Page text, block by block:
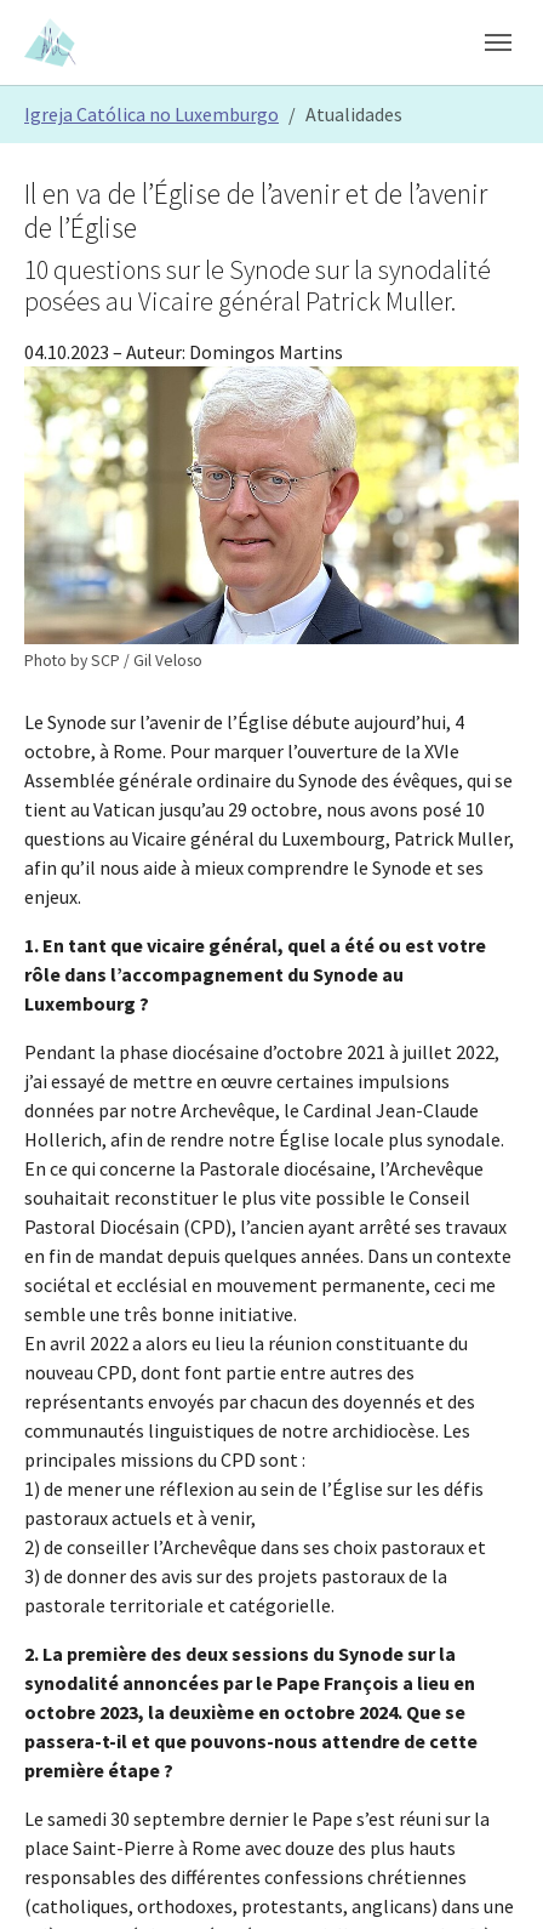
Skip to main content
Skip to page footer
Igreja Católica no Luxemburgo Atualidades
Photo by SCP / Gil Veloso
Il en va de l’Église de l’avenir et de l’avenir
de l’Église
10 questions sur le Synode sur la synodalité
posées au Vicaire général Patrick Muller.
04.10.2023 – Auteur: Domingos Martins
Le Synode sur l’avenir de l’Église débute aujourd’hui, 4
octobre, à Rome. Pour marquer l’ouverture de la XVIe
Assemblée générale ordinaire du Synode des évêques, qui se
tient au Vatican jusqu’au 29 octobre, nous avons posé 10
questions au Vicaire général du Luxembourg, Patrick Muller,
afin qu’il nous aide à mieux comprendre le Synode et ses
enjeux.
1. En tant que vicaire général, quel a été ou est votre
rôle dans l’accompagnement du Synode au
Luxembourg ?
Pendant la phase diocésaine d’octobre 2021 à juillet 2022,
j’ai essayé de mettre en œuvre certaines impulsions
données par notre Archevêque, le Cardinal Jean-Claude
Hollerich, afin de rendre notre Église locale plus synodale.
En ce qui concerne la Pastorale diocésaine, l’Archevêque
souhaitait reconstituer le plus vite possible le Conseil
Pastoral Diocésain (CPD), l’ancien ayant arrêté ses travaux
en fin de mandat depuis quelques années. Dans un contexte
sociétal et ecclésial en mouvement permanente, ceci me
semble une três bonne initiative.
En avril 2022 a alors eu lieu la réunion constituante du
nouveau CPD, dont font partie entre autres des
représentants envoyés par chacun des doyennés et des
communautés linguistiques de notre archidiocèse. Les
principales missions du CPD sont :
1) de mener une réflexion au sein de l’Église sur les défis
pastoraux actuels et à venir,
2) de conseiller l’Archevêque dans ses choix pastoraux et
3) de donner des avis sur des projets pastoraux de la
pastorale territoriale et catégorielle.
2. La première des deux sessions du Synode sur la
synodalité annoncées par le Pape François a lieu en
octobre 2023, la deuxième en octobre 2024. Que se
passera-t-il et que pouvons-nous attendre de cette
première étape ?
Le samedi 30 septembre dernier le Pape s’est réuni sur la
place Saint-Pierre à Rome avec douze des plus hauts
responsables des différentes confessions chrétiennes
(catholiques, orthodoxes, protestants, anglicans) dans une